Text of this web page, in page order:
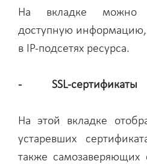
На вкладке можно
доступную информацию,
в IP-подсетях ресурса.
- SSL-сертификаты
На этой вкладке
устаревших
также самозаверяющих